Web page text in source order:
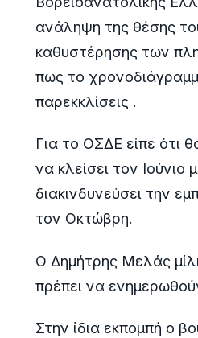
ανάληψη της θέσης
καθυστέρησης των
πως το
παρεκκλίσεις .
Για το ΟΣΔΕ είπε ότι
να κλείσει τον
διακινδυνεύσει την
τον Οκτώβρη.
Ο Δημήτρης Μελάς
πρέπει να
Στην ίδια εκπομπή ο